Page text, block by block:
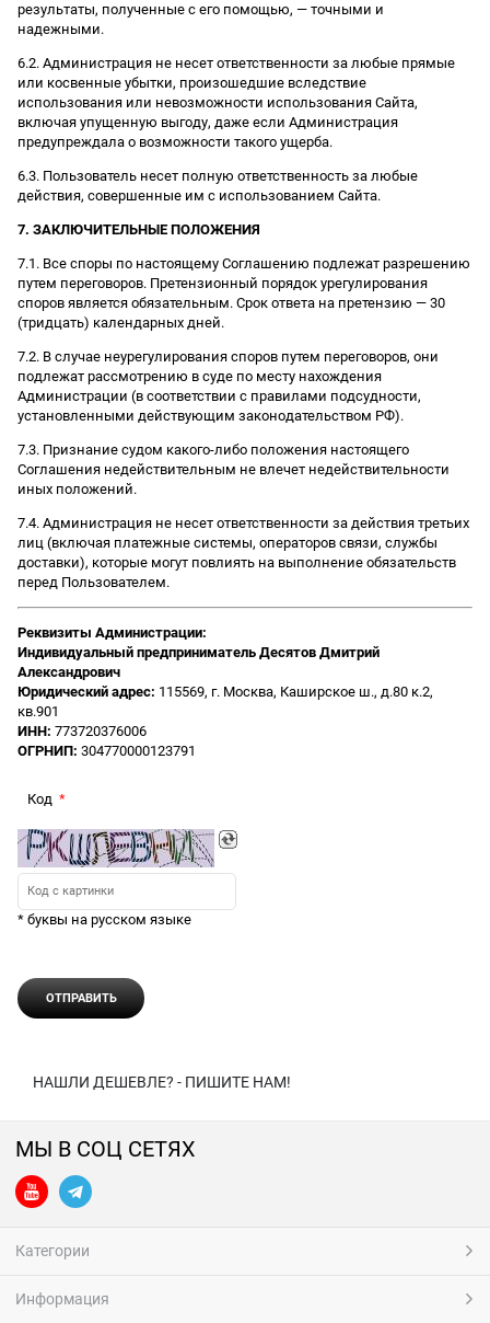
результаты, полученные с его помощью, — точными и
надежными.
6.2. Администрация не несет ответственности за любые прямые
или косвенные убытки, произошедшие вследствие
использования или невозможности использования Сайта,
включая упущенную выгоду, даже если Администрация
предупреждала о возможности такого ущерба.
6.3. Пользователь несет полную ответственность за любые
действия, совершенные им с использованием Сайта.
7. ЗАКЛЮЧИТЕЛЬНЫЕ ПОЛОЖЕНИЯ
7.1. Все споры по настоящему Соглашению подлежат разрешению
путем переговоров. Претензионный порядок урегулирования
споров является обязательным. Срок ответа на претензию — 30
(тридцать) календарных дней.
7.2. В случае неурегулирования споров путем переговоров, они
подлежат рассмотрению в суде по месту нахождения
Администрации (в соответствии с правилами подсудности,
установленными действующим законодательством РФ).
7.3. Признание судом какого-либо положения настоящего
Соглашения недействительным не влечет недействительности
иных положений.
7.4. Администрация не несет ответственности за действия третьих
лиц (включая платежные системы, операторов связи, службы
доставки), которые могут повлиять на выполнение обязательств
перед Пользователем.
Реквизиты Администрации:
Индивидуальный предприниматель Десятов Дмитрий
Александрович
Юридический адрес: 115569, г. Москва, Каширское ш., д.80 к.2,
кв.901
ИНН: 773720376006
ОГРНИП: 304770000123791
Код
* буквы на русском языке
НАШЛИ ДЕШЕВЛЕ? - ПИШИТЕ НАМ!
МЫ В СОЦ СЕТЯХ
Категории
Информация